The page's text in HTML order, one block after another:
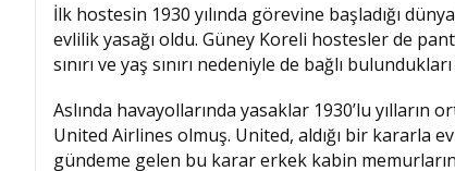
İlk hostesin 1930 yılında görevine başladığı
evlilik yasağı oldu. Güney Koreli hostesler de
sınırı ve yaş sınırı nedeniyle de bağlı
Aslında havayollarında yasaklar 1930’lu yılların
United Airlines olmuş. United, aldığı bir kararla
gündeme gelen bu karar erkek kabin